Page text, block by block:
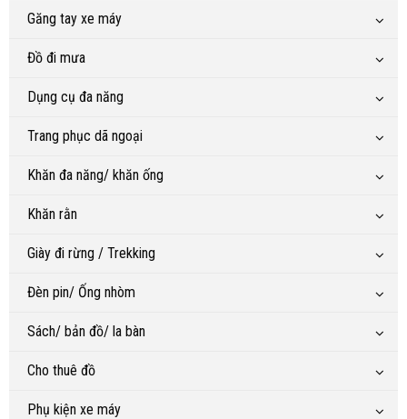
Găng tay xe máy
Đồ đi mưa
Dụng cụ đa năng
Trang phục dã ngoại
Khăn đa năng/ khăn ống
Khăn rằn
Giày đi rừng / Trekking
Đèn pin/ Ống nhòm
Sách/ bản đồ/ la bàn
Cho thuê đồ
Phụ kiện xe máy